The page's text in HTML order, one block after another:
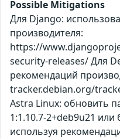
Possible Mitigations
Для Django:
производителя:
https://
security-releases/ Для
рекомендаций
tracker.debian.org/
Astra Linux: обновить
1:1.10.7-2+deb9u21
используя